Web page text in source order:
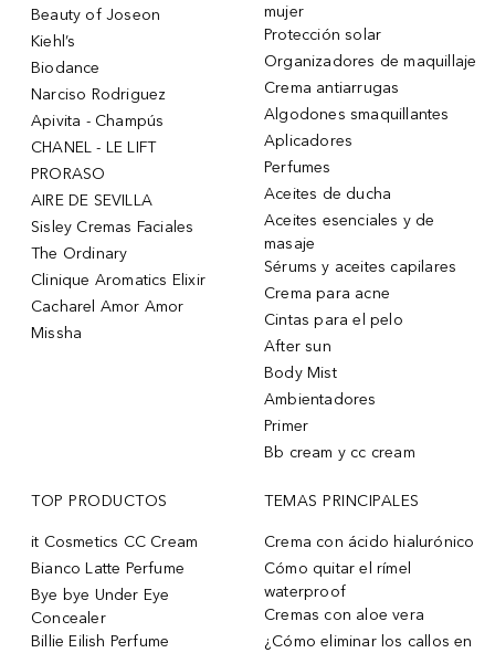
Beauty of Joseon
Kiehl’s
Biodance
Narciso Rodriguez
Apivita - Champús
CHANEL - LE LIFT
PRORASO
AIRE DE SEVILLA
Sisley Cremas Faciales
The Ordinary
Clinique Aromatics Elixir
Cacharel Amor Amor
Missha
mujer
Protección solar
Organizadores de maquillaje
Crema antiarrugas
Algodones smaquillantes
Aplicadores
Perfumes
Aceites de ducha
Aceites esenciales y de
masaje
Sérums y aceites capilares
Crema para acne
Cintas para el pelo
After sun
Body Mist
Ambientadores
Primer
Bb cream y cc cream
TOP PRODUCTOS
it Cosmetics CC Cream
Bianco Latte Perfume
Bye bye Under Eye
Concealer
Billie Eilish Perfume
TEMAS PRINCIPALES
Crema con ácido hialurónico
Cómo quitar el rímel
waterproof
Cremas con aloe vera
¿Cómo eliminar los callos en